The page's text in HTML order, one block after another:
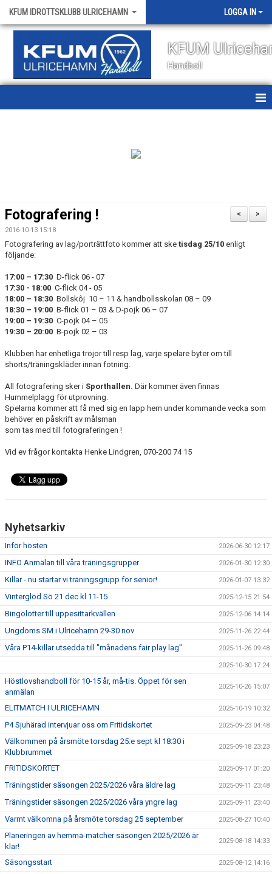
KFUM IDROTTSKLUBB ULRICEHAMN LOGGA IN
KFUM
Handboll
KALENDER
VÅRA LAG
BLI MEDLEM
STÖDMEDLEMMAR
MATCHER
STYRELSEN
SPONSORER
DOKUMENT
>
<
Fotografering !
2016-10-13 15:18
Fotografering av lag/porträttfoto kommer att ske tisdag 25/10 enligt
följande:
17:00 – 17:30 D-flick 06 - 07
17:30 - 18:00 C-flick 04 - 05
18:00 – 18:30 Bollskôj 10 – 11 & handbollsskolan 08 – 09
18:30 – 19:00 B-flick 01 – 03 & D-pojk 06 – 07
19:00 – 19:30 C-pojk 04 – 05
19:30 – 20:00 B-pojk 02 – 03
Klubben har enhetliga tröjor till resp lag, varje spelare byter om till
shorts/träningskläder innan fotning.
All fotografering sker i Sporthallen. Där kommer även finnas
Hummelplagg för utprovning.
Spelarna kommer att få med sig en lapp hem under kommande vecka som
behöver en påskrift av målsman
som tas med till fotograferingen !
Vid ev frågor kontakta Henke Lindgren, 070-200 74 15
Nyhetsarkiv
Inför hösten 2026-06-30 12:17
INFO Anmälan till våra träningsgrupper 2026-01-30 12:30
Killar - nu startar vi träningsgrupp för senior! 2026-01-07 13:32
Vinterglöd Sö 21 dec kl 11-15 2025-12-15 21:54
Bingolotter till uppesittarkvällen 2025-12-06 14:14
Ungdoms SM i Ulricehamn 29-30 nov 2025-11-26 22:44
Våra P14-killar utsedda till "månadens fair play lag" 2025-11-26 09:48
2025-10-30 17:24
Höstlovshandboll för 10-15 år, må-tis. Öppet för sen
anmälan
2025-10-26 15:07
ELITMATCH I ULRICEHAMN 2025-10-19 10:32
P4 Sjuhärad intervjuar oss om Fritidskortet 2025-09-23 04:48
Välkommen på årsmöte torsdag 25:e sept kl 18:30 i
Klubbrummet
2025-09-18 23:23
FRITIDSKORTET 2025-09-17 01:20
Träningstider säsongen 2025/2026 våra äldre lag 2025-09-11 23:48
Träningstider säsongen 2025/2026 våra yngre lag 2025-09-11 23:40
Varmt välkomna på årsmöte torsdag 25 september 2025-08-27 10:40
Planeringen av hemma-matcher säsongen 2025/2026 är
klar!
2025-08-18 14:33
Säsongsstart 2025-08-12 14:16